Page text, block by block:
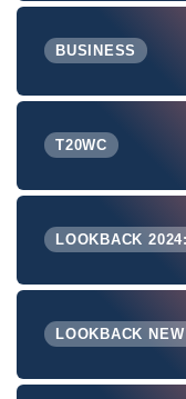
BUSINESS
T20WC
LOOKBACK
LOOKBACK